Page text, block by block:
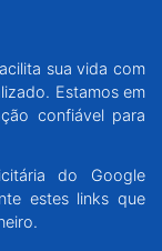
sua vida com
Estamos em
confiável para
do Google
estes links que